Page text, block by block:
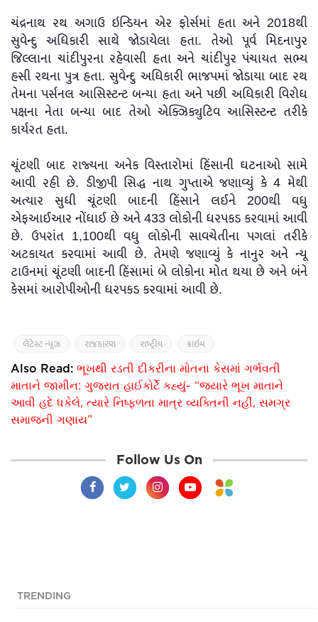
ચંદ્રનાથ રથ અગાઉ ઇન્ડિયન એર ફોર્સમાં હતા અને 2018થી
સુવેન્દુ અધિકારી સાથે જોડાયેલા હતા. તેઓ પૂર્વ મિદનાપુર
જિલ્લાના ચાંદીપુરના રહેવાસી હતા અને ચાંદીપુર પંચાયત સભ્ય
હસી રથના પુત્ર હતા. સુવેન્દુ અધિકારી ભાજપમાં જોડાયા બાદ રથ
તેમના પર્સનલ આસિસ્ટન્ટ બન્યા હતા અને પછી અધિકારી વિરોધ
પક્ષના નેતા બન્યા બાદ તેઓ એક્ઝિક્યુટિવ આસિસ્ટન્ટ તરીકે
કાર્યરત હતા.
ચૂંટણી બાદ રાજ્યના અનેક વિસ્તારોમાં હિંસાની ઘટનાઓ સામે
આવી રહી છે. ડીજીપી સિદ્ધ નાથ ગુપ્તાએ જણાવ્યું કે 4 મેથી
અત્યાર સુધી ચૂંટણી બાદની હિંસાને લઈને 200થી વધુ
એફઆઈઆર નોંધાઈ છે અને 433 લોકોની ધરપકડ કરવામાં આવી
છે. ઉપરાંત 1,100થી વધુ લોકોની સાવચેતીના પગલાં તરીકે
અટકાયત કરવામાં આવી છે. તેમણે જણાવ્યું કે નાનુર અને ન્યૂ
ટાઉનમાં ચૂંટણી બાદની હિંસામાં બે લોકોના મોત થયા છે અને બંને
કેસમાં આરોપીઓની ધરપકડ કરવામાં આવી છે.
લેટેસ્ટ ન્યૂઝ રાજકારણ રાષ્ટ્રીય ક્રાઇમ
Also Read: ભૂખથી રડતી દીકરીના મોતના કેસમાં ગર્ભવતી
માતાને જામીન: ગુજરાત હાઈકોર્ટે કહ્યું- “જ્યારે ભૂખ માતાને
આવી હદે ધકેલે, ત્યારે નિષ્ફળતા માત્ર વ્યક્તિની નહીં, સમગ્ર
સમાજની ગણાય”
Follow Us On
TRENDING